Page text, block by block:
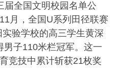
届全国文明校园名单公
月，全国U系列田径联赛
验学校的高三学生黄深
男子110米栏冠军。这一
竞技中累计斩获21枚奖